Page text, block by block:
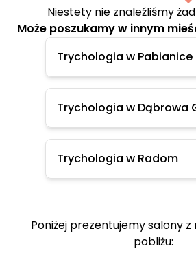
Niestety nie znaleźliśmy
Może poszukamy w innym
Trychologia w Pabianice
Trychologia w Dąbrowa
Trychologia w Radom
Poniżej prezentujemy salony
pobliżu: